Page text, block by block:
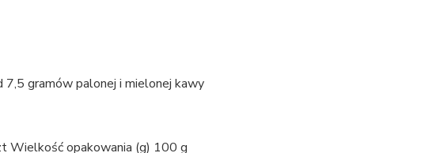
7,5 gramów palonej i mielonej kawy